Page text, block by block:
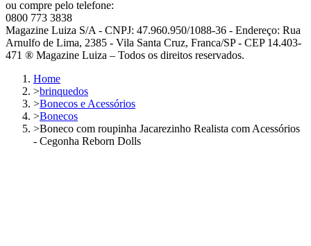
ou compre pelo telefone:
0800 773 3838
Magazine Luiza S/A - CNPJ: 47.960.950/1088-36 - Endereço: Rua
Arnulfo de Lima, 2385 - Vila Santa Cruz, Franca/SP - CEP 14.403-
471 ® Magazine Luiza – Todos os direitos reservados.
Home
>brinquedos
>Bonecos e Acessórios
>Bonecos
>Boneco com roupinha Jacarezinho Realista com Acessórios
- Cegonha Reborn Dolls